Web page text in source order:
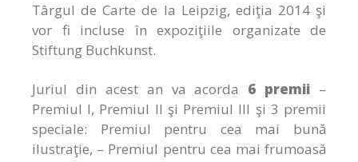
Târgul de Carte de la Leipzig, ediţia 2014 şi
vor fi incluse în expoziţiile organizate de
Stiftung Buchkunst.
Juriul din acest an va acorda 6 premii –
Premiul I, Premiul II şi Premiul III şi 3 premii
speciale: Premiul pentru cea mai bună
ilustraţie, – Premiul pentru cea mai frumoasă